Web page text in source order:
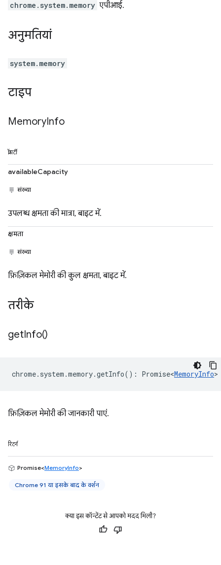
chrome.system.memory एपीआई.
अनुमतियां
system.memory
टाइप
MemoryInfo
प्रॉपर्टी
availableCapacity
संख्या
उपलब्ध क्षमता की मात्रा, बाइट में.
क्षमता
संख्या
फ़िज़िकल मेमोरी की कुल क्षमता, बाइट में.
तरीके
getInfo()
chrome. system .memory.getInfo() : Promise<MemoryInfo>
फ़िज़िकल मेमोरी की जानकारी पाएं.
रिटर्न
Promise<MemoryInfo>
Chrome 91 या इसके बाद के वर्शन
क्या इस कॉन्टेंट से आपको मदद मिली?